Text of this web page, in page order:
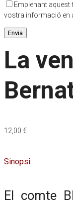
Emplenant
vostra informació en
La
12,00 €
Sinopsi
El comte